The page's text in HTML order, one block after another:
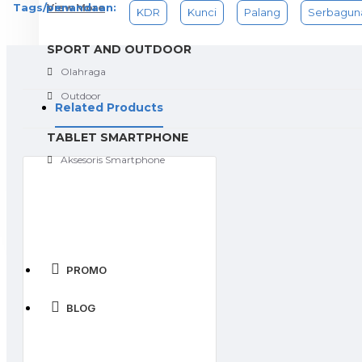
View More
SPORT AND OUTDOOR
Olahraga
Outdoor
TABLET SMARTPHONE
Aksesoris Smartphone
PROMO
BLOG
Tags/penandaan: KDR Kunci Palang
Related Products